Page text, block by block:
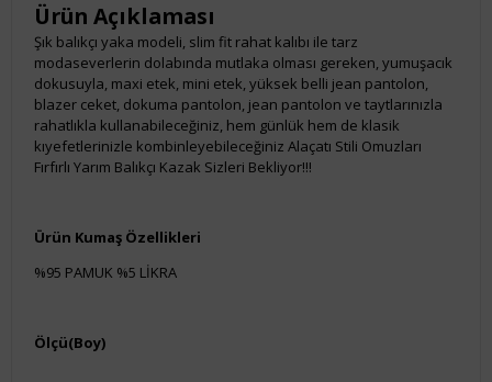
Ürün Açıklaması
Şık balıkçı yaka modeli, slim fit rahat kalıbı ile tarz
modaseverlerin dolabında mutlaka olması gereken, yumuşacık
dokusuyla, maxi etek, mini etek, yüksek belli jean pantolon,
blazer ceket, dokuma pantolon, jean pantolon ve taytlarınızla
rahatlıkla kullanabileceğiniz, hem günlük hem de klasik
kıyefetlerinizle kombinleyebileceğiniz Alaçatı Stili Omuzları
Fırfırlı Yarım Balıkçı Kazak Sizleri Bekliyor!!!
Ürün Kumaş Özellikleri
%95 PAMUK %5 LİKRA
Ölçü(Boy)